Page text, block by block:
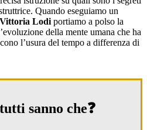
Quando eseguiamo un
Lodi portiamo a polso la
della mente umana che ha
l’usura del tempo a differenza di
sanno che❓